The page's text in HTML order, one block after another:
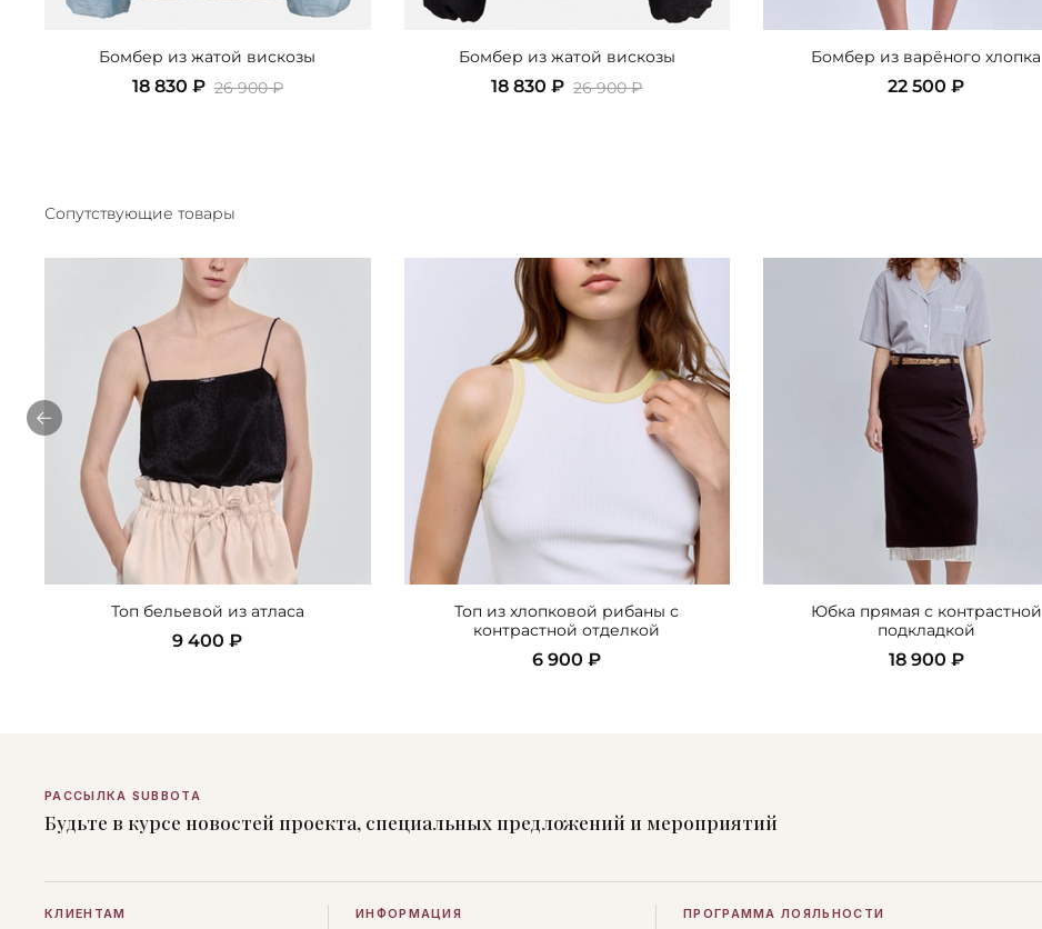
Бомбер из жатой вискозы
18 830 ₽ 26 900 ₽
Бомбер из жатой вискозы
18 830 ₽ 26 900 ₽
Бомбер из варёного хлопка
22 500 ₽
Сопутствующие товары
Топ бельевой из атласа
9 400 ₽
Топ из хлопковой рибаны с
контрастной отделкой
6 900 ₽
Юбка прямая с контрастной
подкладкой
18 900 ₽
РАССЫЛКА SUBBOTA
Будьте в курсе новостей проекта, специальных предложений и мероприятий
КЛИЕНТАМ ИНФОРМАЦИЯ ПРОГРАММА ЛОЯЛЬНОСТИ